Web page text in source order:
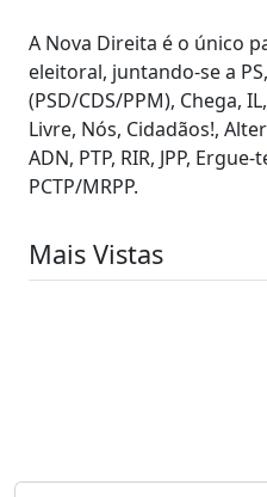
A Nova Direita é o único
eleitoral, juntando-se a
(PSD/CDS/PPM), Chega,
Livre, Nós, Cidadãos!,
ADN, PTP, RIR, JPP,
PCTP/MRPP.
Mais Vistas